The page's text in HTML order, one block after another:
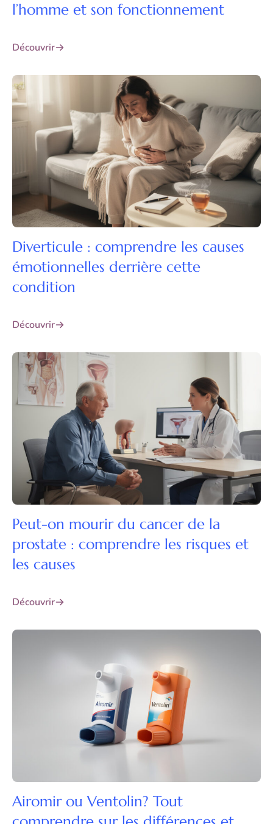
l’homme et son fonctionnement
Découvrir
Diverticule : comprendre les causes
émotionnelles derrière cette
condition
Découvrir
Peut-on mourir du cancer de la
prostate : comprendre les risques et
les causes
Découvrir
Airomir ou Ventolin? Tout